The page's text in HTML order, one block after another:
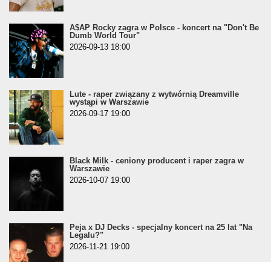
A$AP Rocky zagra w Polsce - koncert na "Don't Be
Dumb World Tour"
2026-09-13 18:00
Lute - raper związany z wytwórnią Dreamville
wystąpi w Warszawie
2026-09-17 19:00
Black Milk - ceniony producent i raper zagra w
Warszawie
2026-10-07 19:00
Peja x DJ Decks - specjalny koncert na 25 lat "Na
Legalu?"
2026-11-21 19:00